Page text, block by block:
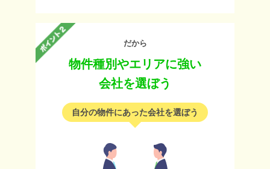
だから
物件種別やエリアに強い
会社を選ぼう
自分の物件にあった会社を選ぼう